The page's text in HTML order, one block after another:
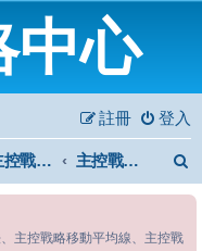
中心
登入
註冊
主控戰略系列 主控戰略波浪理論
主控戰略移動平均線、主控戰